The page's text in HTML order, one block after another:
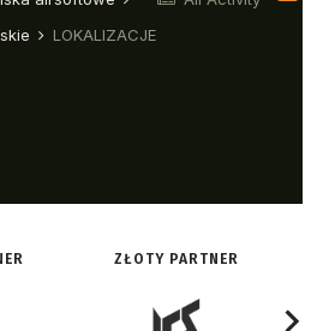
ZŁOTY PARTNER